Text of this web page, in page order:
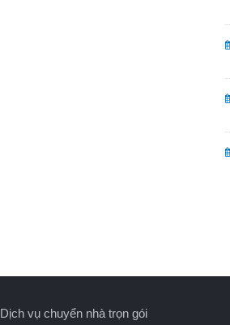
Dịch vụ chuyển nhà trọn gói